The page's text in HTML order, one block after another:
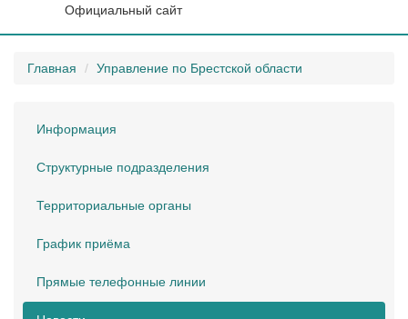
Официальный сайт
Главная Управление по Брестской области
Информация
Структурные подразделения
Территориальные органы
График приёма
Прямые телефонные линии